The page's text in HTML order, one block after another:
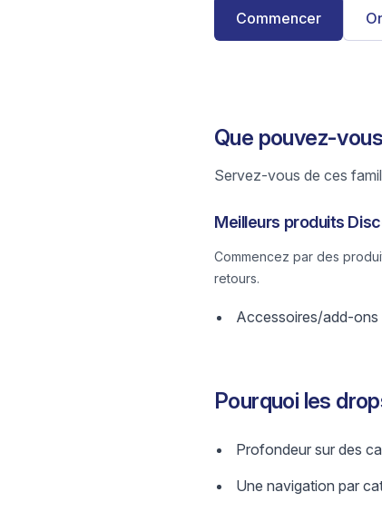
Commencer
Que pouvez-
Servez-vous de ces
Meilleurs produits
Commencez par des
retours.
Accessoires/add-ons
Pourquoi les
Profondeur sur des
Une navigation par